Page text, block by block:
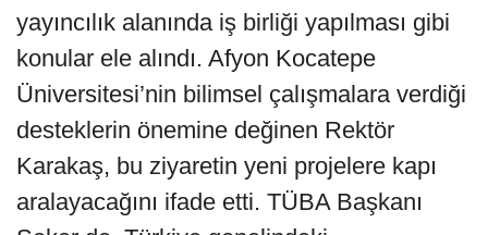
yayıncılık alanında iş birliği yapılması gibi
konular ele alındı. Afyon Kocatepe
Üniversitesi’nin bilimsel çalışmalara verdiği
desteklerin önemine değinen Rektör
Karakaş, bu ziyaretin yeni projelere kapı
aralayacağını ifade etti. TÜBA Başkanı